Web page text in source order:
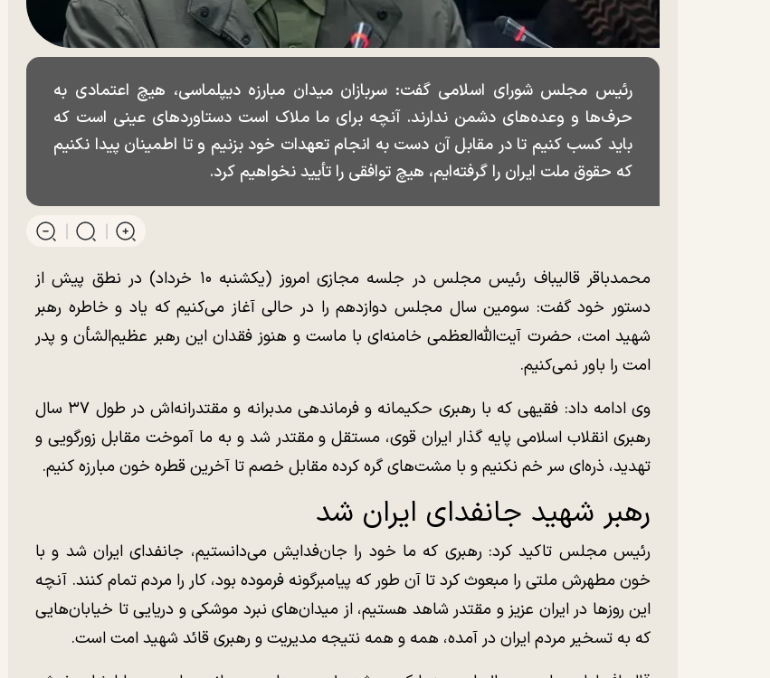
رئیس مجلس شورای اسلامی گفت: سربازان میدان مبارزه دیپلماسی، هیچ اعتمادی به
حرف‌ها و وعده‌های دشمن ندارند. آنچه برای ما ملاک است دستاورد‌های عینی است که
باید کسب کنیم تا در مقابل آن دست به انجام تعهدات خود بزنیم و تا اطمینان پیدا نکنیم
که حقوق ملت ایران را گرفته‌ایم، هیچ توافقی را تأیید نخواهیم کرد.
محمدباقر قالیباف رئیس مجلس در جلسه مجازی امروز (یکشنبه ۱۰ خرداد) در نطق پیش از
دستور خود گفت: سومین سال مجلس دوازدهم را در حالی آغاز می‌کنیم که یاد و خاطره رهبر
شهید امت، حضرت آیت‌الله‌العظمی خامنه‌ای با ماست و هنوز فقدان این رهبر عظیم‌الشأن و پدر
امت را باور نمی‌کنیم.
وی ادامه داد: فقیهی که با رهبری حکیمانه و فرماندهی مدبرانه و مقتدرانه‌اش در طول ۳۷ سال
رهبری انقلاب اسلامی پایه گذار ایران قوی، مستقل و مقتدر شد و به ما آموخت مقابل زورگویی و
تهدید، ذره‌ای سر خم نکنیم و با مشت‌های گره کرده مقابل خصم تا آخرین قطره خون مبارزه کنیم.
رهبر شهید جانفدای ایران شد
رئیس مجلس تاکید کرد: رهبری که ما خود را جان‌فدایش می‌دانستیم، جانفدای ایران شد و با
خون مطهرش ملتی را مبعوث کرد تا آن طور که پیامبرگونه فرموده بود، کار را مردم تمام کنند. آنچه
این روز‌ها در ایران عزیز و مقتدر شاهد هستیم، از میدان‌های نبرد موشکی و دریایی تا خیابان‌هایی
که به تسخیر مردم ایران در آمده، همه و همه نتیجه مدیریت و رهبری قائد شهید امت است.